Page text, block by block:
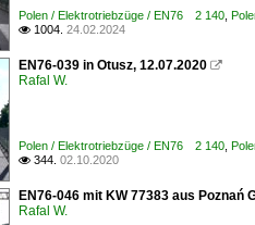
Polen / Elektrotriebzüge / EN76 2 140
 1004. 24.02.2024
EN76-039 in Otusz, 12.07.2020 
Rafal W.
Polen / Elektrotriebzüge / EN76 2 140
 344. 02.10.2020
EN76-046 mit KW 77383 aus Poznań
Rafal W.